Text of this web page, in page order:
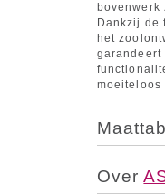
bovenwerk
Dankzij de
het
garandeert
moeiteloos
Over